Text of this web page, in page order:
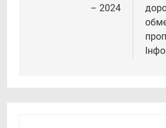
– 2024